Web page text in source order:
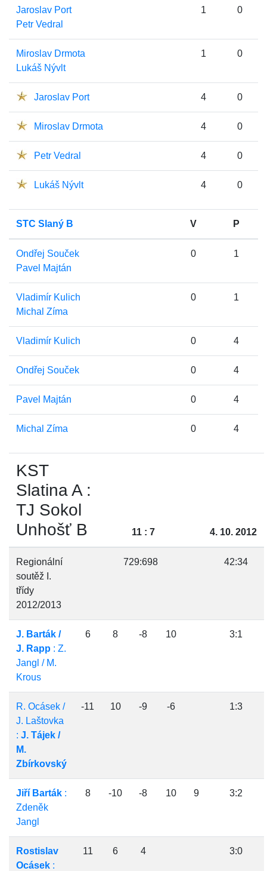
Jaroslav Port
Petr Vedral
1 0
Miroslav Drmota
Lukáš Nývlt
1 0
Jaroslav Port 4 0
Miroslav Drmota 4 0
Petr Vedral 4 0
Lukáš Nývlt 4 0
STC Slaný B V P
Ondřej Souček
Pavel Majtán
0 1
Vladimír Kulich
Michal Zíma
0 1
Vladimír Kulich 0 4
Ondřej Souček 0 4
Pavel Majtán 0 4
Michal Zíma 0 4
KST
Slatina A :
TJ Sokol
Unhošť B
11 : 7 4. 10. 2012
Regionální
soutěž I.
třídy
2012/2013
729:698 42:34
J. Barták /
J. Rapp : Z.
Jangl / M.
Krous
6 8 -8 10 3:1
R. Ocásek /
J. Laštovka
: J. Tájek /
M.
Zbírkovský
-11 10 -9 -6 1:3
Jiří Barták :
Zdeněk
Jangl
8 -10 -8 10 9 3:2
Rostislav
Ocásek :
11 6 4 3:0